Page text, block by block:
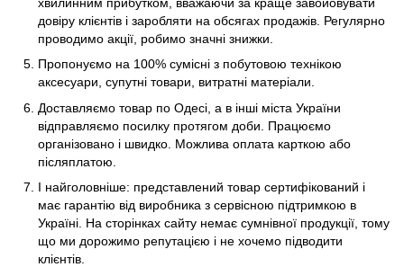
довіру клієнтів і заробляти на обсягах продажів. Регулярно
проводимо акції, робимо значні знижки.
Пропонуємо на 100% сумісні з побутовою технікою
аксесуари, супутні товари, витратні матеріали.
Доставляємо товар по Одесі, а в інші міста України
відправляємо посилку протягом доби. Працюємо
організовано і швидко. Можлива оплата карткою або
післяплатою.
І найголовніше: представлений товар сертифікований і
має гарантію від виробника з сервісною підтримкою в
Україні. На сторінках сайту немає сумнівної продукції, тому
що ми дорожимо репутацією і не хочемо підводити
клієнтів.